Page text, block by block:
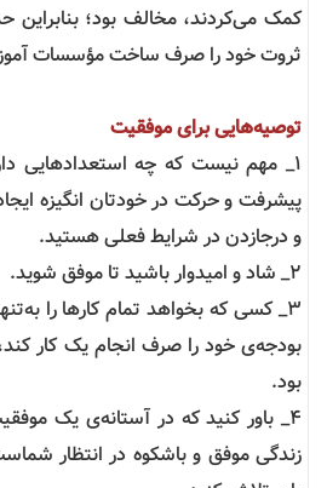
ثروت خود را صرف ساخت مؤسسات
توصیه‌هایی برای موفقیت
1_ مهم نیست که چه استعدادهایی
پیشرفت و حرکت در خودتان انگیزه
و درجازدن در شرایط فعلی هستید.
2_ شاد و امیدوار باشید تا موفق شوید.
3_ کسی که بخواهد تمام کارها را
بودجه‌ی خود را صرف انجام یک کار
بود.
4_ باور کنید که در آستانه‌ی یک
زندگی موفق و باشکوه در انتظار